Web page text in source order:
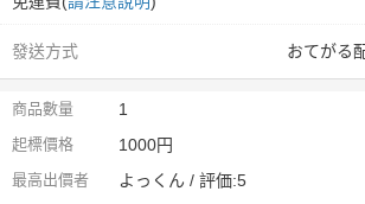
發送方式 おてがる
商品數量 1
起標價格 1000円
最高出價者 よっくん / 評価:5